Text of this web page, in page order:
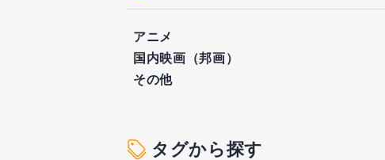
アニメ
国内映画（邦画）
その他
タグから探す